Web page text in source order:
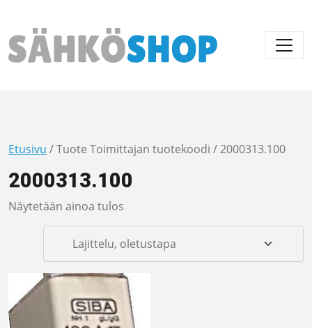
Päävalikko
Etusivu / Tuote Toimittajan tuotekoodi / 2000313.100
2000313.100
Näytetään ainoa tulos